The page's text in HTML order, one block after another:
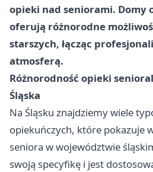
opieki nad seniorami. Domy
oferują różnorodne
starszych, łącząc
atmosferą.
Różnorodność opieki
Śląska
Na Śląsku znajdziemy wiele
opiekuńczych, które pokazuje
seniora w województwie
swoją specyfikę i jest